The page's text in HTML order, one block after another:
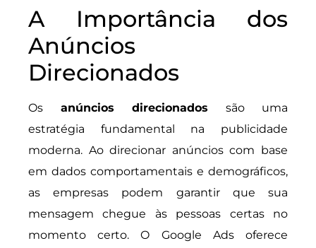
A Importância dos
Anúncios
Direcionados
Os anúncios direcionados são uma
estratégia fundamental na publicidade
moderna. Ao direcionar anúncios com base
em dados comportamentais e demográficos,
as empresas podem garantir que sua
mensagem chegue às pessoas certas no
momento certo. O Google Ads oferece